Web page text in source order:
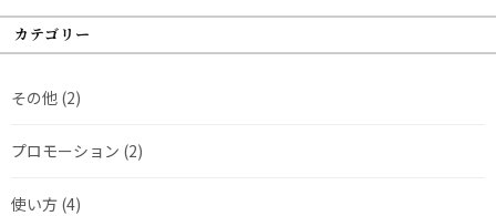
カテゴリー
その他 (2)
プロモーション (2)
使い方 (4)